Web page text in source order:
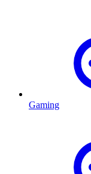
Gaming